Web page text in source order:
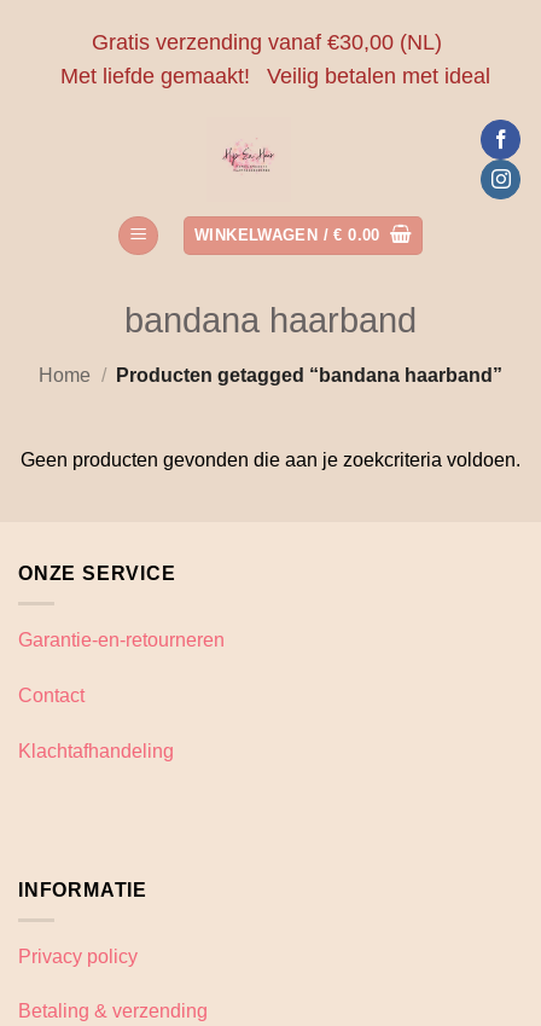
Gratis verzending vanaf €30,00 (NL)
Met liefde gemaakt!
Veilig betalen met ideal
WINKELWAGEN /€ 0.00
bandana haarband
Home / Producten getagged “bandana haarband”
Geen producten gevonden die aan je zoekcriteria voldoen.
ONZE SERVICE
Garantie-en-retourneren
Contact
Klachtafhandeling
INFORMATIE
Privacy policy
Betaling & verzending